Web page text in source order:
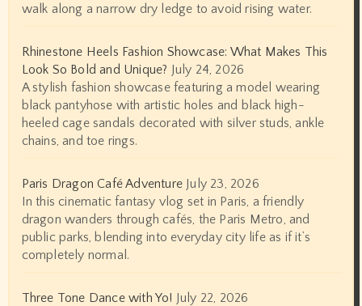
walk along a narrow dry ledge to avoid rising water.
Rhinestone Heels Fashion Showcase: What Makes This
Look So Bold and Unique? July 24, 2026
A stylish fashion showcase featuring a model wearing
black pantyhose with artistic holes and black high-
heeled cage sandals decorated with silver studs, ankle
chains, and toe rings.
Paris Dragon Café Adventure July 23, 2026
In this cinematic fantasy vlog set in Paris, a friendly
dragon wanders through cafés, the Paris Metro, and
public parks, blending into everyday city life as if it’s
completely normal.
Three Tone Dance with Yo! July 22, 2026